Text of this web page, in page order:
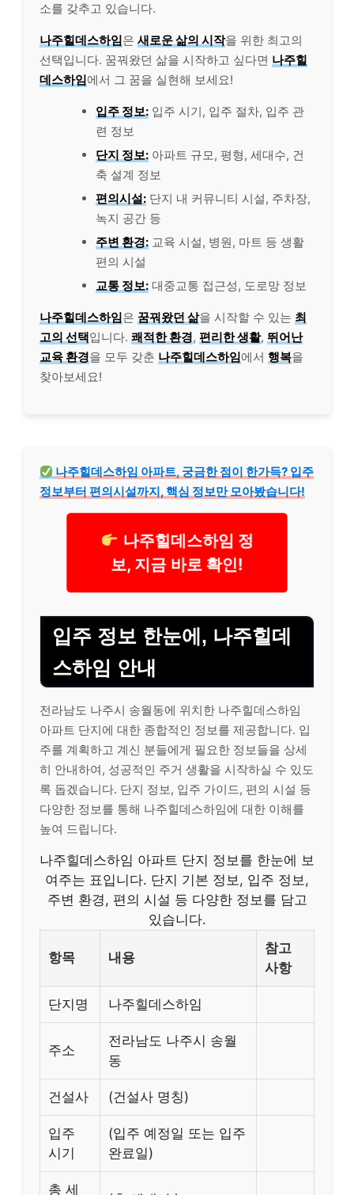
소를 갖추고 있습니다.
나주힐데스하임은 새로운 삶의 시작을 위한 최고의
선택입니다. 꿈꿔왔던 삶을 시작하고 싶다면 나주힐
데스하임에서 그 꿈을 실현해 보세요!
입주 정보: 입주 시기, 입주 절차, 입주 관
련 정보
단지 정보: 아파트 규모, 평형, 세대수, 건
축 설계 정보
편의시설: 단지 내 커뮤니티 시설, 주차장,
녹지 공간 등
주변 환경: 교육 시설, 병원, 마트 등 생활
편의 시설
교통 정보: 대중교통 접근성, 도로망 정보
나주힐데스하임은 꿈꿔왔던 삶을 시작할 수 있는 최
고의 선택입니다. 쾌적한 환경, 편리한 생활, 뛰어난
교육 환경을 모두 갖춘 나주힐데스하임에서 행복을
찾아보세요!
나주힐데스하임 아파트, 궁금한 점이 한가득? 입주
정보부터 편의시설까지, 핵심 정보만 모아봤습니다!
나주힐데스하임 정
보, 지금 바로 확인!
입주 정보 한눈에, 나주힐데
스하임 안내
전라남도 나주시 송월동에 위치한 나주힐데스하임
아파트 단지에 대한 종합적인 정보를 제공합니다. 입
주를 계획하고 계신 분들에게 필요한 정보들을 상세
히 안내하여, 성공적인 주거 생활을 시작하실 수 있도
록 돕겠습니다. 단지 정보, 입주 가이드, 편의 시설 등
다양한 정보를 통해 나주힐데스하임에 대한 이해를
높여 드립니다.
나주힐데스하임 아파트 단지 정보를 한눈에 보
여주는 표입니다. 단지 기본 정보, 입주 정보,
주변 환경, 편의 시설 등 다양한 정보를 담고
있습니다.
항목 내용
참고
사항
단지명 나주힐데스하임
주소
전라남도 나주시 송월
동
건설사 (건설사 명칭)
입주
시기
(입주 예정일 또는 입주
완료일)
총 세